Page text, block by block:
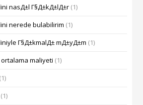
nasД±l Г§Д±kД±lД±r (1)
nerede bulabilirim (1)
Г§Д±kmalД± mД±yД±m (1)
maliyeti (1)
(1)
(1)